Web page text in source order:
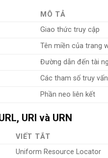
MÔ TẢ
Giao thức truy cập
Tên miền của trang
Đường dẫn đến tài
Các tham số truy vấn
Phần neo liên kết
URI và URN
VIẾT TẮT
Uniform Resource Locator